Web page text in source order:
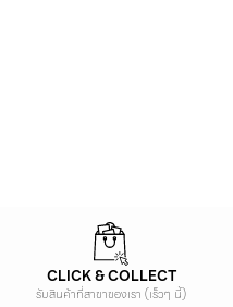
CLICK & COLLECT
รับสินค้าที่สาขาของเรา (เร็วๆ นี้)